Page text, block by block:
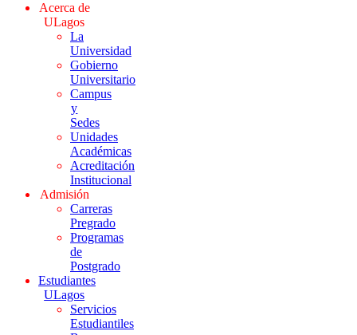
Acerca de
ULagos
La
Universidad
Gobierno
Universitario
Campus
y
Sedes
Unidades
Académicas
Acreditación
Institucional
Admisión
Carreras
Pregrado
Programas
de
Postgrado
Estudiantes
ULagos
Servicios
Estudiantiles